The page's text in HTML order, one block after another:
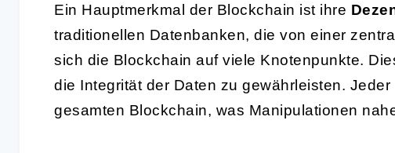
Ein Hauptmerkmal der Blockchain ist ihre
traditionellen Datenbanken, die von einer
sich die Blockchain auf viele Knotenpunkte.
die Integrität der Daten zu gewährleisten.
gesamten Blockchain, was Manipulationen